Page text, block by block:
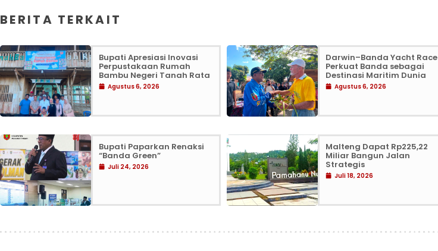
BERITA TERKAIT
Bupati Apresiasi Inovasi
Perpustakaan Rumah
Bambu Negeri Tanah Rata
Agustus 6, 2026
Darwin–Banda Yacht Race
Perkuat Banda sebagai
Destinasi Maritim Dunia
Agustus 6, 2026
Bupati Paparkan Renaksi
“Banda Green”
Juli 24, 2026
Malteng Dapat Rp225,22
Miliar Bangun Jalan
Strategis
Juli 18, 2026